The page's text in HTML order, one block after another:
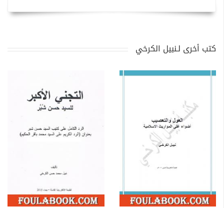
كتب أخرى لـنبيل الكرخي